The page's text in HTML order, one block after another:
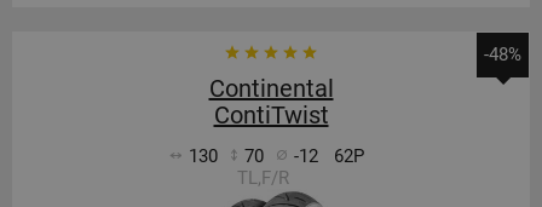
-48%
Continental
ContiTwist
130 70 -12
62P
TL,F/R